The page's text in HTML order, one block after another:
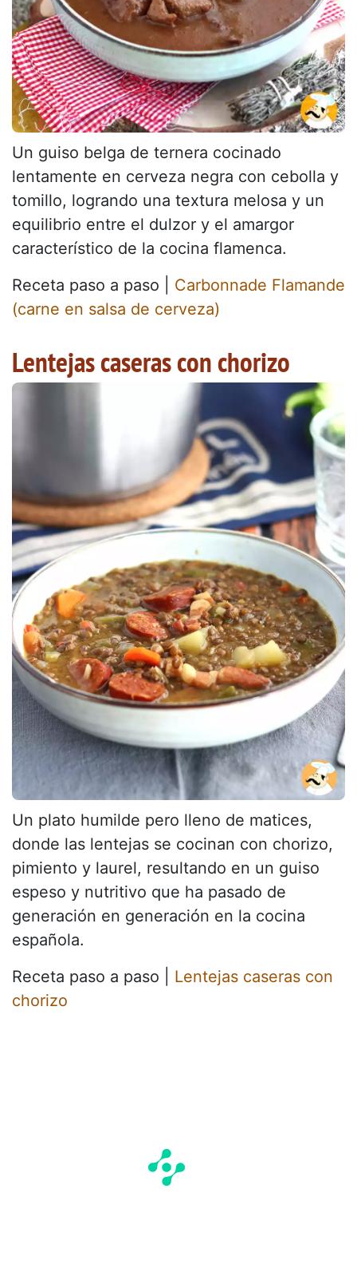
Un guiso belga de ternera cocinado
lentamente en cerveza negra con cebolla y
tomillo, logrando una textura melosa y un
equilibrio entre el dulzor y el amargor
característico de la cocina flamenca.
Receta paso a paso | Carbonnade Flamande
(carne en salsa de cerveza)
Lentejas caseras con chorizo
Un plato humilde pero lleno de matices,
donde las lentejas se cocinan con chorizo,
pimiento y laurel, resultando en un guiso
espeso y nutritivo que ha pasado de
generación en generación en la cocina
española.
Receta paso a paso | Lentejas caseras con
chorizo